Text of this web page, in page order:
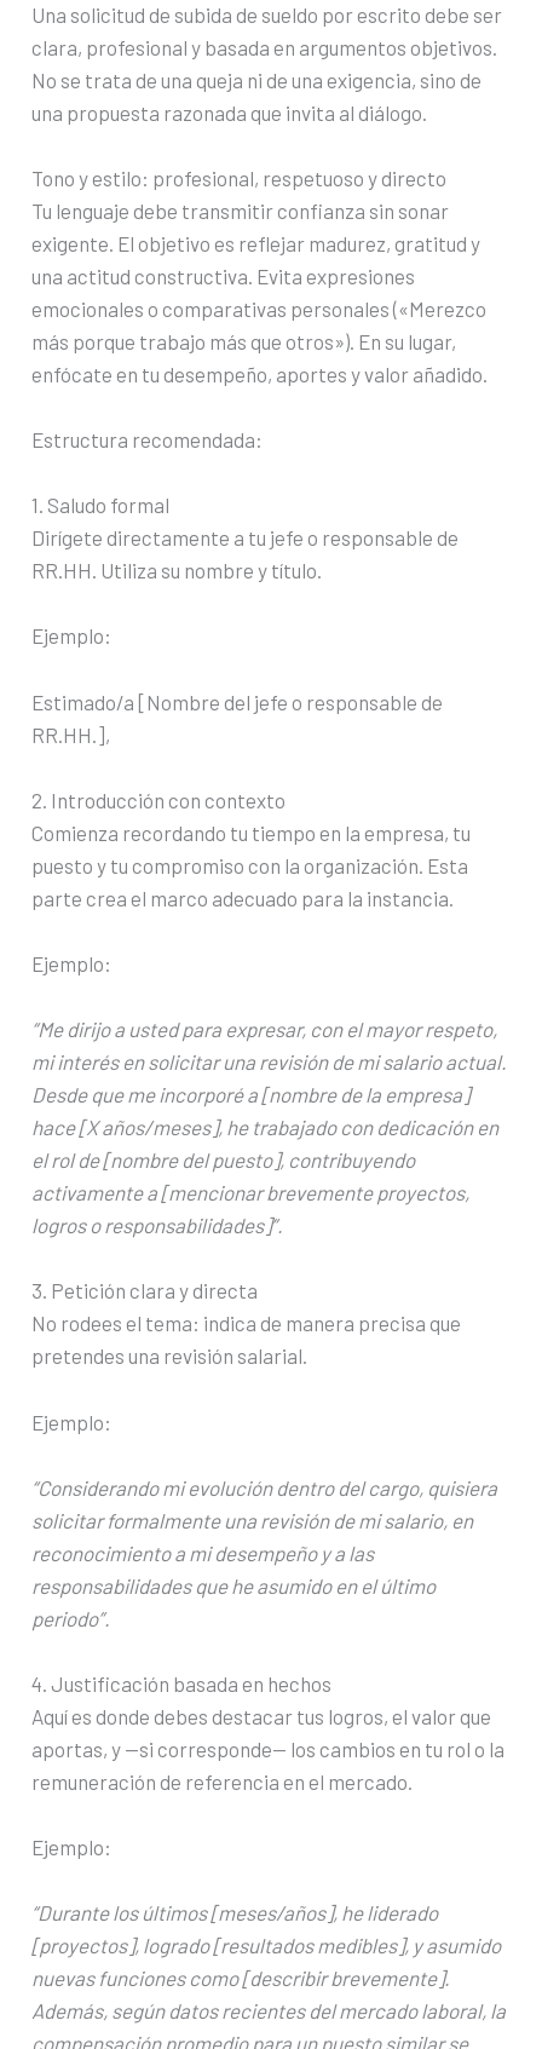
Una solicitud de subida de sueldo por escrito debe ser
clara, profesional y basada en argumentos objetivos.
No se trata de una queja ni de una exigencia, sino de
una propuesta razonada que invita al diálogo.
Tono y estilo: profesional, respetuoso y directo
Tu lenguaje debe transmitir confianza sin sonar
exigente. El objetivo es reflejar madurez, gratitud y
una actitud constructiva. Evita expresiones
emocionales o comparativas personales («Merezco
más porque trabajo más que otros»). En su lugar,
enfócate en tu desempeño, aportes y valor añadido.
Estructura recomendada:
1. Saludo formal
Dirígete directamente a tu jefe o responsable de
RR.HH. Utiliza su nombre y título.
Ejemplo:
Estimado/a [Nombre del jefe o responsable de
RR.HH.],
2. Introducción con contexto
Comienza recordando tu tiempo en la empresa, tu
puesto y tu compromiso con la organización. Esta
parte crea el marco adecuado para la instancia.
Ejemplo:
“Me dirijo a usted para expresar, con el mayor respeto,
mi interés en solicitar una revisión de mi salario actual.
Desde que me incorporé a [nombre de la empresa]
hace [X años/meses], he trabajado con dedicación en
el rol de [nombre del puesto], contribuyendo
activamente a [mencionar brevemente proyectos,
logros o responsabilidades]”.
3. Petición clara y directa
No rodees el tema: indica de manera precisa que
pretendes una revisión salarial.
Ejemplo:
“Considerando mi evolución dentro del cargo, quisiera
solicitar formalmente una revisión de mi salario, en
reconocimiento a mi desempeño y a las
responsabilidades que he asumido en el último
periodo”.
4. Justificación basada en hechos
Aquí es donde debes destacar tus logros, el valor que
aportas, y —si corresponde— los cambios en tu rol o la
remuneración de referencia en el mercado.
Ejemplo:
“Durante los últimos [meses/años], he liderado
[proyectos], logrado [resultados medibles], y asumido
nuevas funciones como [describir brevemente].
Además, según datos recientes del mercado laboral, la
compensación promedio para un puesto similar se